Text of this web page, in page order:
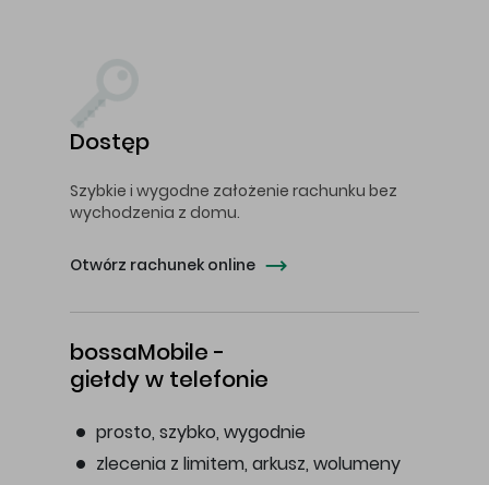
Dostęp
Szybkie i wygodne założenie rachunku bez
wychodzenia z domu.
Otwórz rachunek online
bossaMobile -
giełdy w telefonie
prosto, szybko, wygodnie
zlecenia z limitem, arkusz, wolumeny